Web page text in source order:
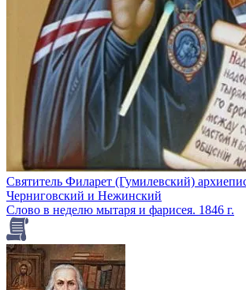
Святитель Филарет (Гумилевский)
Черниговский и Нежинский
Слово в неделю мытаря и фарисея. 1846 г.